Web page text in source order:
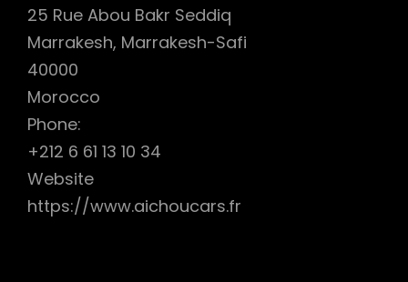
25 Rue Abou Bakr Seddiq
Marrakesh, Marrakesh-Safi
40000
Morocco
Phone:
+212 6 61 13 10 34
Website
https://www.aichoucars.fr